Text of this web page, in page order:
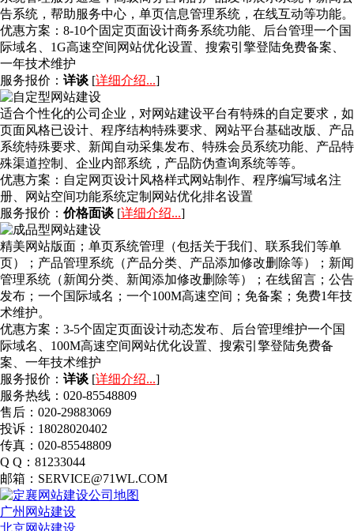
告系统，帮助服务中心，单页信息管理系统，在线互动等功能。
优惠方案： 8-10个固定页面设计商务系统功能、后台管理一个国
际域名、1G高速空间网站优化设置、搜索引擎登陆免费备案、
一年技术维护
服务报价： 详谈 [详细介绍...]
适合个性化的公司企业，对网站建设平台有特殊的自定要求，如
页面风格已设计、程序结构特殊要求、网站平台基础改版、产品
系统特殊要求、新闻自动采集发布、特殊会员系统功能、产品特
殊渠道控制、企业内部系统，产品防伪查询系统等等。
优惠方案： 自定网页设计风格样式网站制作、程序编写域名注
册、网站空间功能系统定制网站优化排名设置
服务报价： 价格面谈 [详细介绍...]
精美网站版面；单页系统管理（包括关于我们、联系我们等单
页）；产品管理系统（产品分类、产品添加修改删除等）；新闻
管理系统（新闻分类、新闻添加修改删除等）；在线留言；公告
发布；一个国际域名；一个100M高速空间；免备案；免费1年技
术维护。
优惠方案： 3-5个固定页面设计动态发布、后台管理维护一个国
际域名、100M高速空间网站优化设置、搜索引擎登陆免费备
案、一年技术维护
服务报价： 详谈 [详细介绍...]
服务热线：020-85548809
售后：020-29883069
投诉：18028020402
传真：020-85548809
Q Q：81233044
邮箱：SERVICE@71WL.COM
广州网站建设
北京网站建设